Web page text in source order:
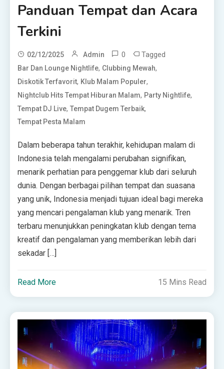
Panduan Tempat dan Acara
Terkini
02/12/2025 Admin 0 Tagged
Bar Dan Lounge Nightlife, Clubbing Mewah,
Diskotik Terfavorit, Klub Malam Populer,
Nightclub Hits Tempat Hiburan Malam, Party Nightlife,
Tempat DJ Live,Tempat Dugem Terbaik,
Tempat Pesta Malam
Dalam beberapa tahun terakhir, kehidupan malam di
Indonesia telah mengalami perubahan signifikan,
menarik perhatian para penggemar klub dari seluruh
dunia. Dengan berbagai pilihan tempat dan suasana
yang unik, Indonesia menjadi tujuan ideal bagi mereka
yang mencari pengalaman klub yang menarik. Tren
terbaru menunjukkan peningkatan klub dengan tema
kreatif dan pengalaman yang memberikan lebih dari
sekadar […]
Read More 15 Mins Read